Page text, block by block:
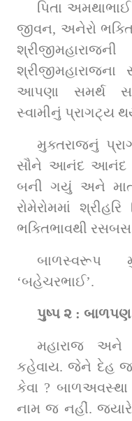
પિતા
જીવન, અનેરો
આપણા સમર્થ સદ્‌. શ્રી
સ્વામીનું પ્રાગટ્ય
મુક્તરાજનું
સૌને આનંદ આનંદ
બની ગયું અને
રોમેરોમમાં
ભક્તિભાવથી
બાળસ્વરૂપ
‘બહેચરભાઈ’.
પુષ્પ ૨ : બાળપણ
મહારાજ અને
કહેવાય. જેને દેહ જ
કેવા ? બાળઅવસ્થા
નામ જ નહીં.